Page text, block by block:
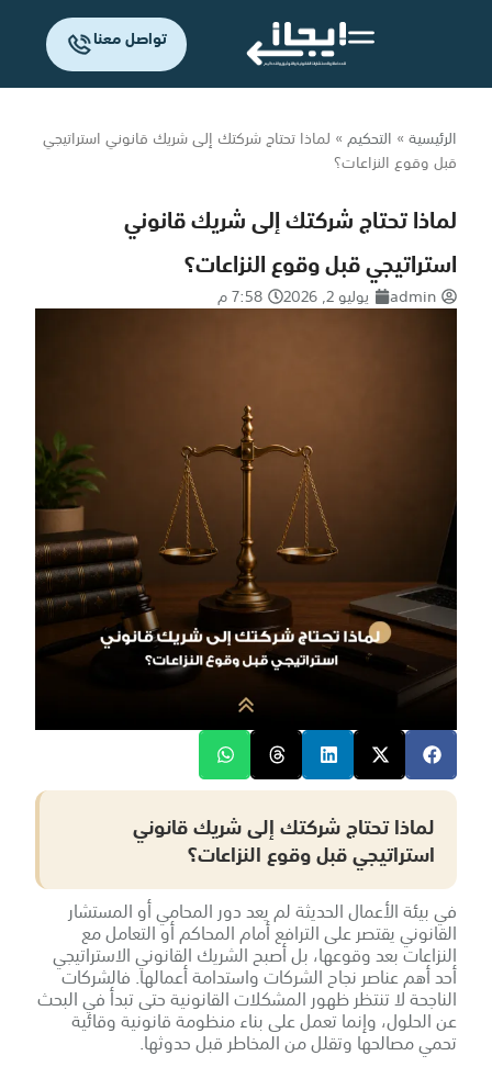
تواصل معنا
الرئيسية» التحكيم» لماذا تحتاج شركتك إلى شريك قانوني استراتيجي
قبل وقوع النزاعات؟
لماذا تحتاج شركتك إلى شريك قانوني
استراتيجي قبل وقوع النزاعات؟
admin يوليو 2, 2026 7:58 م
لماذا تحتاج شركتك إلى شريك قانوني
استراتيجي قبل وقوع النزاعات؟
في بيئة الأعمال الحديثة لم يعد دور المحامي أو المستشار
القانوني يقتصر على الترافع أمام المحاكم أو التعامل مع
النزاعات بعد وقوعها، بل أصبح الشريك القانوني الاستراتيجي
أحد أهم عناصر نجاح الشركات واستدامة أعمالها. فالشركات
الناجحة لا تنتظر ظهور المشكلات القانونية حتى تبدأ في البحث
عن الحلول، وإنما تعمل على بناء منظومة قانونية وقائية
تحمي مصالحها وتقلل من المخاطر قبل حدوثها.